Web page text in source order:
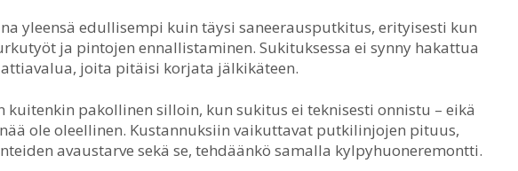
yleensä edullisempi kuin täysi saneerausputkitus, erityisesti kun
ja pintojen ennallistaminen. Sukituksessa ei synny hakattua
joita pitäisi korjata jälkikäteen.
kuitenkin pakollinen silloin, kun sukitus ei teknisesti onnistu – eikä
ole oleellinen. Kustannuksiin vaikuttavat putkilinjojen pituus,
avaustarve sekä se, tehdäänkö samalla kylpyhuoneremontti.